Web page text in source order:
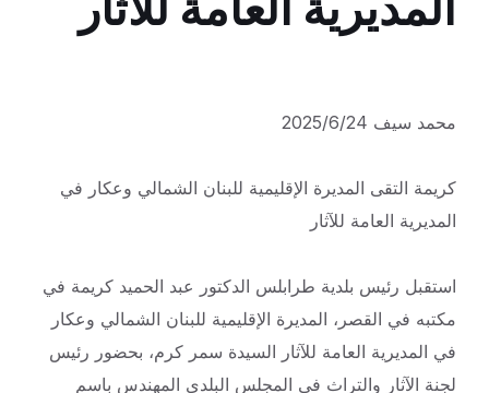
محمد سيف 2025/6/24
كريمة التقى المديرة الإقليمية للبنان الشمالي وعكار في
المديرية العامة للآثار
استقبل رئيس بلدية طرابلس الدكتور عبد الحميد كريمة في
مكتبه في القصر، المديرة الإقليمية للبنان الشمالي وعكار
في المديرية العامة للآثار السيدة سمر كرم، بحضور رئيس
لجنة الآثار والتراث في المجلس البلدي المهندس باسم